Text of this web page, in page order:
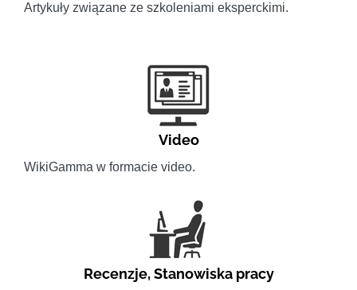
Artykuły związane ze szkoleniami eksperckimi.
Video
WikiGamma w formacie video.
Recenzje,Stanowiska pracy